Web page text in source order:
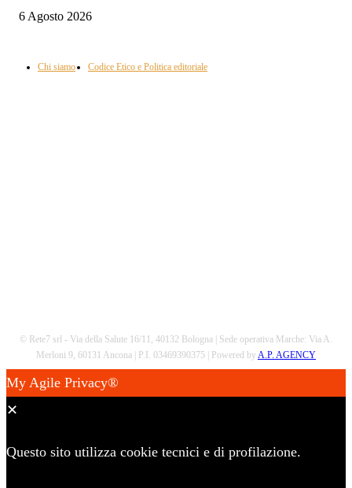
6 Agosto 2026
Chi siamo Codice Etico e Politica editoriale
© Rete7 srl - Via della Salute 16/11, 40132 Bologna | Sede operativa Marche: Via A.
Merloni 9, 60131 Ancona | P.I. 03469390375 | Powered by A.P. AGENCY
My Agile Privacy®
✕
Questo sito utilizza cookie tecnici e di profilazione.